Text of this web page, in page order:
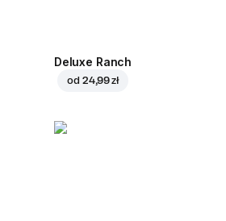
Deluxe Ranch
od 24,99 zł